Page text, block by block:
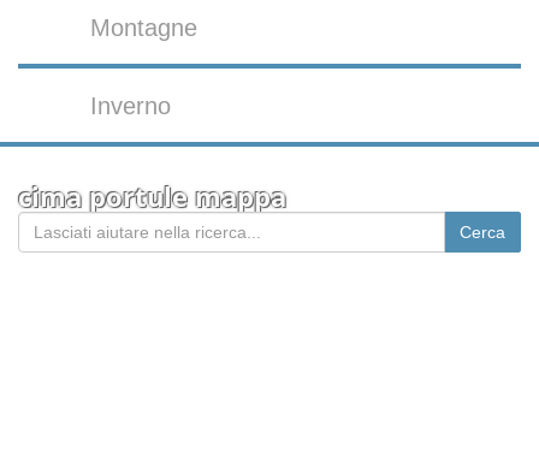
Montagne
Inverno
cima portule mappa